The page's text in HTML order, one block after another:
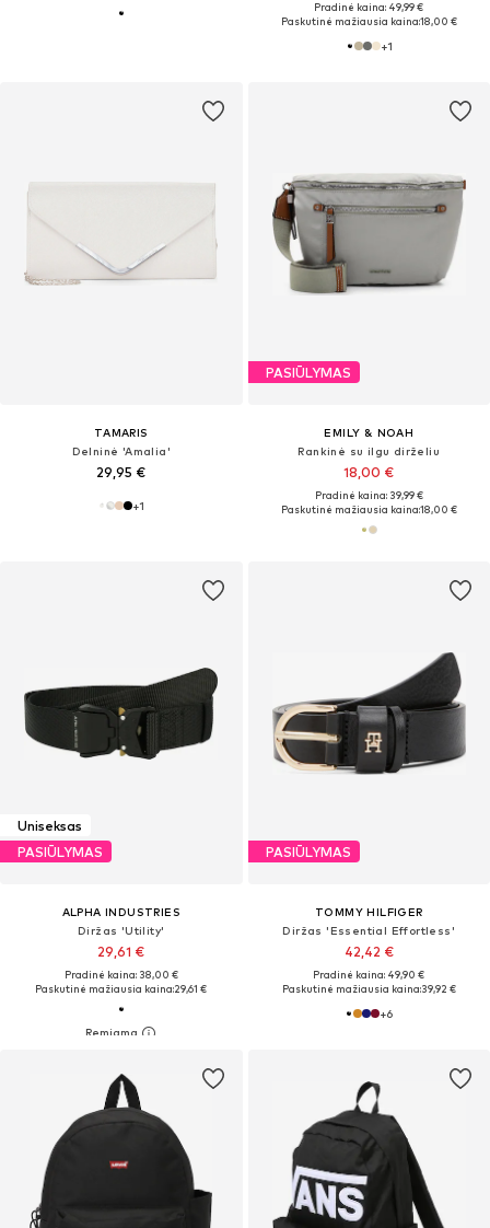
Pradinė kaina: 49,99 €
Paskutinė mažiausia kaina:18,00 €
+1
TAMARIS
Delninė 'Amalia'
29,95 €
+1
PASIŪLYMAS
EMILY & NOAH
Rankinė su ilgu dirželiu
18,00 €
Pradinė kaina: 39,99 €
Paskutinė mažiausia kaina:18,00 €
Uniseksas
PASIŪLYMAS
ALPHA INDUSTRIES
Diržas 'Utility'
29,61 €
Pradinė kaina: 38,00 €
Paskutinė mažiausia kaina:29,61 €
PASIŪLYMAS
TOMMY HILFIGER
Diržas 'Essential Effortless'
42,42 €
Pradinė kaina: 49,90 €
Paskutinė mažiausia kaina:39,92 €
+6